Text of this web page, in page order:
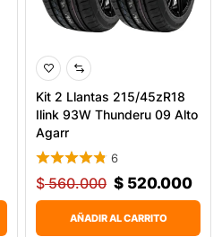
Kit 2 Llantas 215/45zR18
Ilink 93W Thunderu 09 Alto
Agarr
6
$560.000 $ 520.000
AÑADIR AL CARRITO